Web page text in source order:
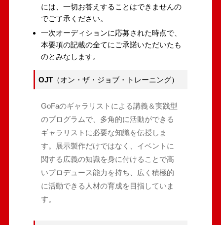
には、一切お答えすることはできませんの
でご了承ください。
一次オーディションに応募された時点で、
本要項の記載の全てにご承諾いただいたも
のとみなします。
OJT（オン・ザ・ジョブ・トレーニング）
GoFaのギャラリストによる講義＆実践型
のプログラムで、多角的に活動ができる
ギャラリストに必要な知識を伝授しま
す。展示製作だけではなく、イベントに
関する広義の知識を身に付けることで高
いプロデュース能力を持ち、広く積極的
に活動できる人材の育成を目指していま
す。